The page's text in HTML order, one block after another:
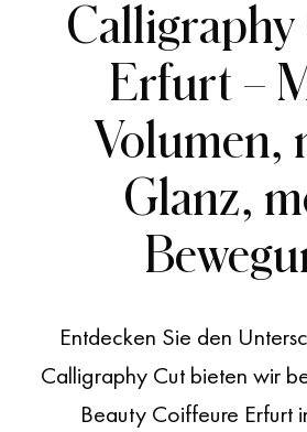
CALLIGRAPHY CUT
Der perfekte
Calligraphy
Erfurt –
Volumen,
Glanz,
Entdecken Sie den
Calligraphy Cut bieten wir
Beauty Coiffeure Erfurt